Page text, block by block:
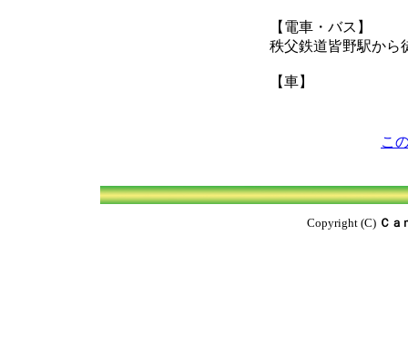
【電車・バス】
秩父鉄道皆野駅から
【車】
こ
Copyright (C) Ｃａ